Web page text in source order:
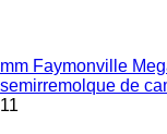
mm Faymonville
semirremolque de
11